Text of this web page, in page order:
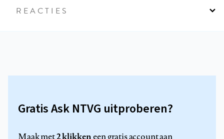
REACTIES
Gratis Ask NTVG uitproberen?
Maak met2 klikkeneen gratis account aan